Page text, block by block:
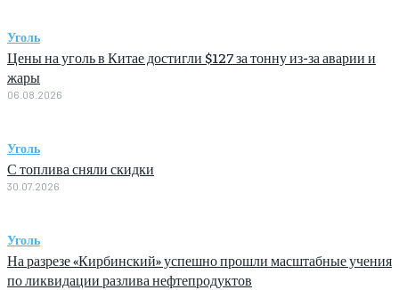
Уголь
Цены на уголь в Китае достигли $127 за тонну из-за аварии и
жары
06.08.2026
Уголь
С топлива сняли скидки
30.07.2026
Уголь
На разрезе «Кирбинский» успешно прошли масштабные учения
по ликвидации разлива нефтепродуктов